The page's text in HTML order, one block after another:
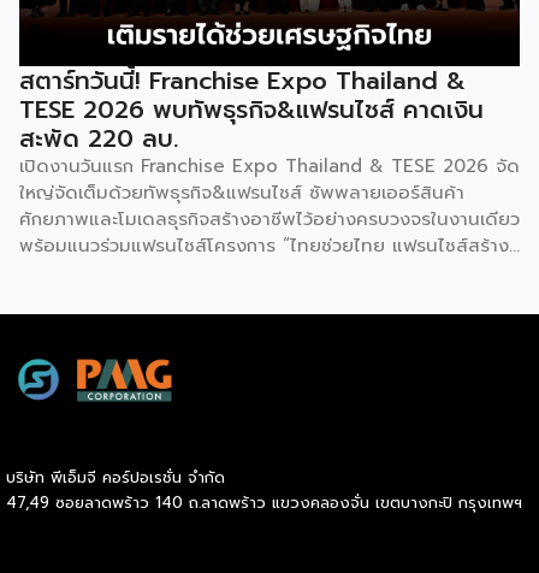
สตาร์ทวันนี้! Franchise Expo Thailand &
TESE 2026 พบทัพธุรกิจ&แฟรนไชส์ คาดเงิน
สะพัด 220 ลบ.
เปิดงานวันแรก Franchise Expo Thailand & TESE 2026 จัด
ใหญ่จัดเต็มด้วยทัพธุรกิจ&แฟรนไชส์ ซัพพลายเออร์สินค้า
ศักยภาพและโมเดลธุรกิจสร้างอาชีพไว้อย่างครบวงจรในงานเดียว
พร้อมแนวร่วมแฟรนไชส์โครงการ “ไทยช่วยไทย แฟรนไชส์สร้าง
ความรู้โดยผู้ทรงคุณวุฒิคับคั่ง และกิจกรรมเจรจาจับคู่ธุรกิจทั้งใน
และต่างประเทศ งานจัดต่อเนื่องระหว่างวันที่ 6-9 สิงหาคมนี้ ที่
ธุรกิจการค้า กระทรวงพาณิชย์ กล่าวว่า งาน ” Franchise Expo
Thailand & Thailand E-Commerce Selection Expo
บริษัท พีเอ็มจี คอร์ปอเรชั่น จำกัด
47,49 ซอยลาดพร้าว 140 ถ.ลาดพร้าว แขวงคลองจั่น เขตบางกะปิ กรุงเทพฯ